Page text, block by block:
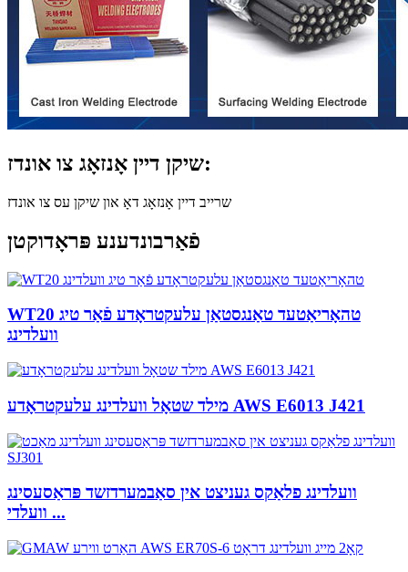
שיקן דיין אָנזאָג צו אונדז:
שרייב דיין אָנזאָג דאָ און שיקן עס צו אונדז
פֿאַרבונדענע פּראָדוקטן
WT20 טהאָריאַטעד טאַנגסטאַן עלעקטראָדע פֿאַר טיג
וועלדינג
מילד שטאָל וועלדינג עלעקטראָדע AWS E6013 J421
וועלדינג פלאַקס געניצט אין סאַבמערדזשד פּראַסעסינג
וועלדי ...